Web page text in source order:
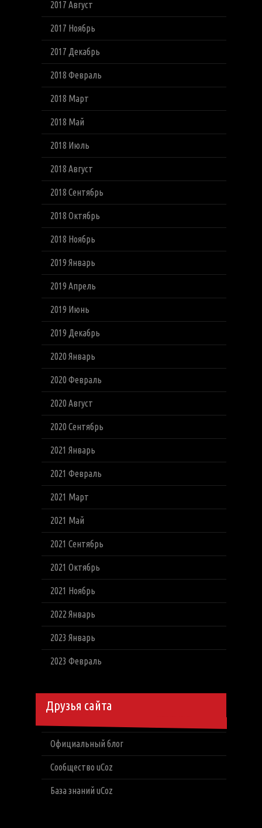
2017 Август
2017 Ноябрь
2017 Декабрь
2018 Февраль
2018 Март
2018 Май
2018 Июль
2018 Август
2018 Сентябрь
2018 Октябрь
2018 Ноябрь
2019 Январь
2019 Апрель
2019 Июнь
2019 Декабрь
2020 Январь
2020 Февраль
2020 Август
2020 Сентябрь
2021 Январь
2021 Февраль
2021 Март
2021 Май
2021 Сентябрь
2021 Октябрь
2021 Ноябрь
2022 Январь
2023 Январь
2023 Февраль
Друзья сайта
Официальный блог
Сообщество uCoz
База знаний uCoz